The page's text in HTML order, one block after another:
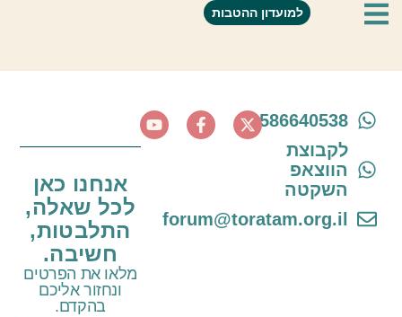
למועדון ההטבות
ליווי אקדמי טליה מאור
0586640538
לקבוצת
הווצאפ
השקטה
forum@toratam.org.il
אנחנו כאן
לכל שאלה,
התלבטות,
חשיבה.
מלאו את הפרטים
ונחזור אליכם
בהקדם.